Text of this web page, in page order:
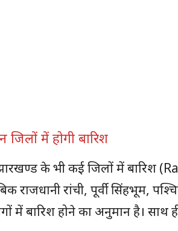
में होगी बारिश
के भी कई जिलों में बारिश
राजधानी रांची, पूर्वी सिंहभूम,
में बारिश होने का अनुमान है। साथ